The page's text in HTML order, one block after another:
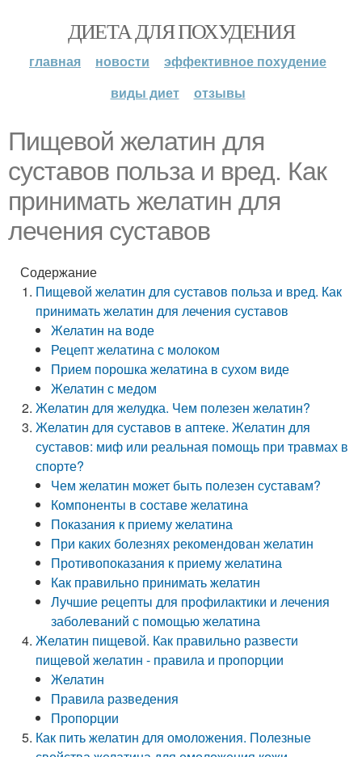
ДИЕТА ДЛЯ ПОХУДЕНИЯ
главная новости
эффективное похудение
виды диет
отзывы
Пищевой желатин для
суставов польза и вред. Как
принимать желатин для
лечения суставов
Содержание
Пищевой желатин для суставов польза и вред. Как
принимать желатин для лечения суставов
Желатин на воде
Рецепт желатина с молоком
Прием порошка желатина в сухом виде
Желатин с медом
Желатин для желудка. Чем полезен желатин?
Желатин для суставов в аптеке. Желатин для
суставов: миф или реальная помощь при травмах в
спорте?
Чем желатин может быть полезен суставам?
Компоненты в составе желатина
Показания к приему желатина
При каких болезнях рекомендован желатин
Противопоказания к приему желатина
Как правильно принимать желатин
Лучшие рецепты для профилактики и лечения
заболеваний с помощью желатина
Желатин пищевой. Как правильно развести
пищевой желатин - правила и пропорции
Желатин
Правила разведения
Пропорции
Как пить желатин для омоложения. Полезные